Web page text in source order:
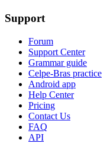
Support
Forum
Support Center
Grammar guide
Celpe-Bras practice
Android app
Help Center
Pricing
Contact Us
FAQ
API